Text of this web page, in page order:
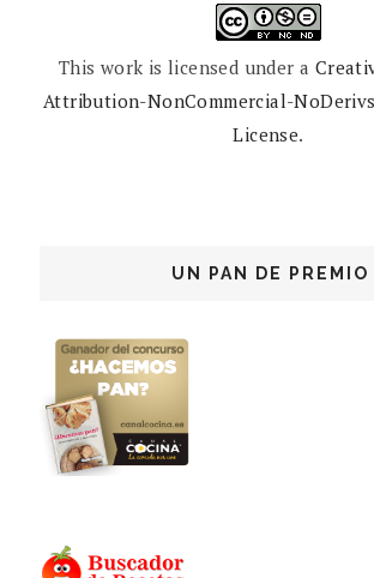
This work is licensed under a
Attribution-NonCommercial-
License.
UN PAN DE PREMIO